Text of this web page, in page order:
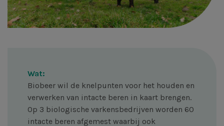
Wat:
Biobeer wil de knelpunten voor het houden en
verwerken van intacte beren in kaart brengen.
Op 3 biologische varkensbedrijven worden 60
intacte beren afgemest waarbij ook